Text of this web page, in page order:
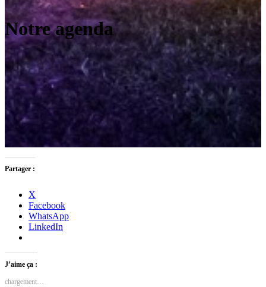
Notre agenda
Partager :
X
Facebook
WhatsApp
LinkedIn
J’aime ça :
chargement…